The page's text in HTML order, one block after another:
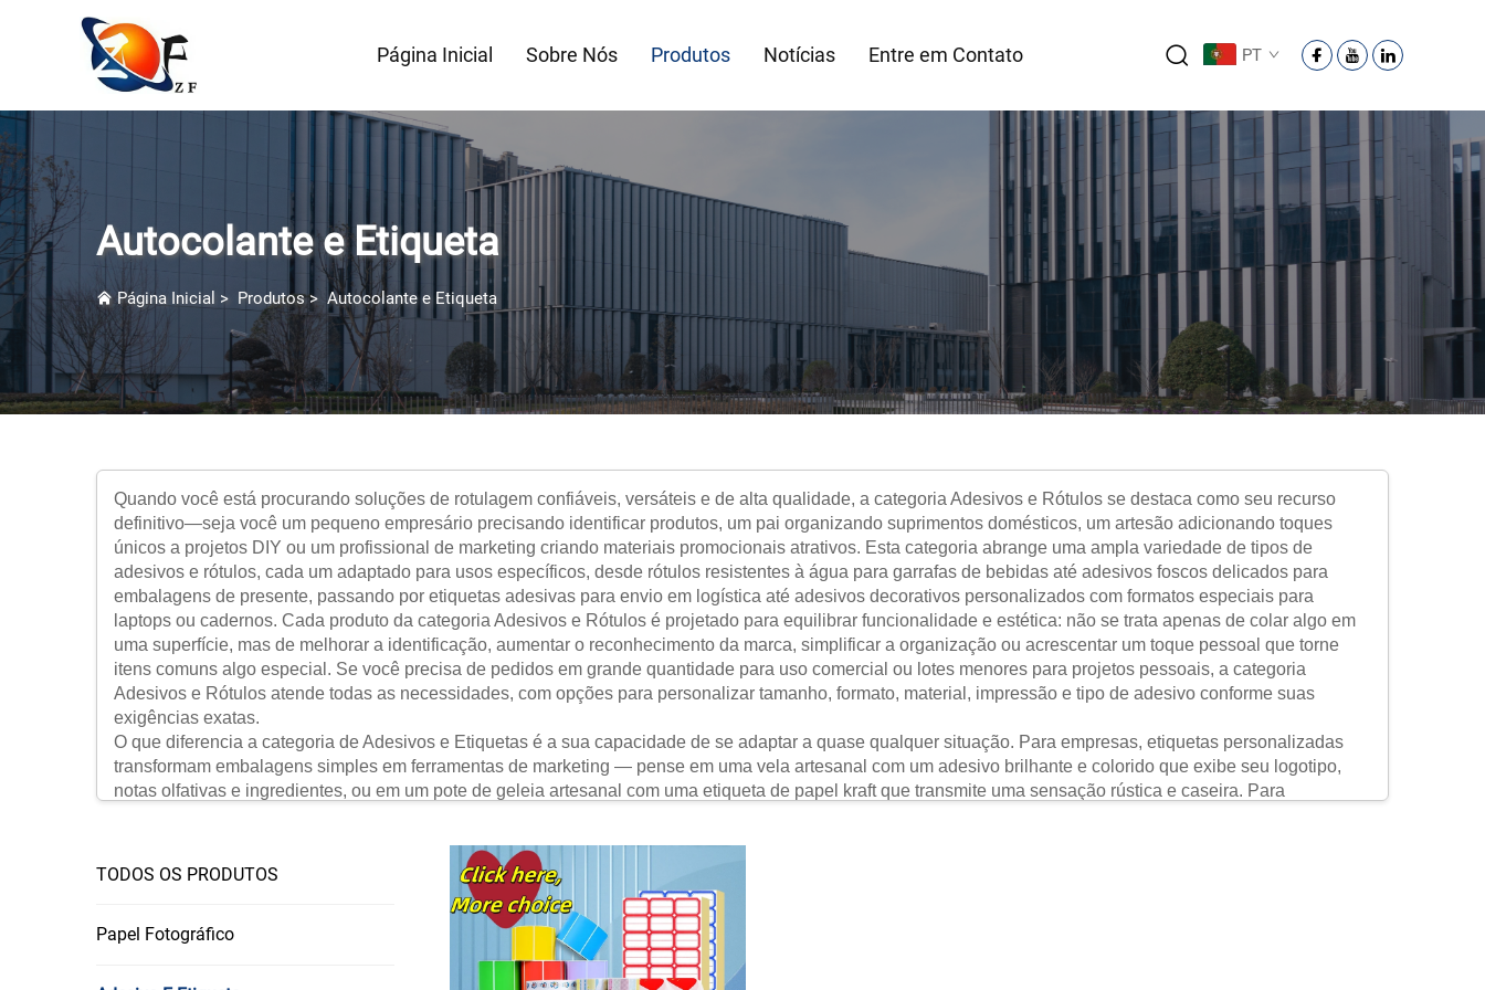
Página Inicial Sobre Nós Produtos Notícias Entre em Contato PT
Autocolante e Etiqueta
Página Inicial > Produtos> Autocolante e Etiqueta
Quando você está procurando soluções de rotulagem confiáveis, versáteis e de alta qualidade, a categoria Adesivos e Rótulos se destaca como seu recurso
definitivo—seja você um pequeno empresário precisando identificar produtos, um pai organizando suprimentos domésticos, um artesão adicionando toques
únicos a projetos DIY ou um profissional de marketing criando materiais promocionais atrativos. Esta categoria abrange uma ampla variedade de tipos de
adesivos e rótulos, cada um adaptado para usos específicos, desde rótulos resistentes à água para garrafas de bebidas até adesivos foscos delicados para
embalagens de presente, passando por etiquetas adesivas para envio em logística até adesivos decorativos personalizados com formatos especiais para
laptops ou cadernos. Cada produto da categoria Adesivos e Rótulos é projetado para equilibrar funcionalidade e estética: não se trata apenas de colar algo em
uma superfície, mas de melhorar a identificação, aumentar o reconhecimento da marca, simplificar a organização ou acrescentar um toque pessoal que torne
itens comuns algo especial. Se você precisa de pedidos em grande quantidade para uso comercial ou lotes menores para projetos pessoais, a categoria
Adesivos e Rótulos atende todas as necessidades, com opções para personalizar tamanho, formato, material, impressão e tipo de adesivo conforme suas
exigências exatas.
O que diferencia a categoria de Adesivos e Etiquetas é a sua capacidade de se adaptar a quase qualquer situação. Para empresas, etiquetas personalizadas
transformam embalagens simples em ferramentas de marketing — pense em uma vela artesanal com um adesivo brilhante e colorido que exibe seu logotipo,
notas olfativas e ingredientes, ou em um pote de geleia artesanal com uma etiqueta de papel kraft que transmite uma sensação rústica e caseira. Para
entusiastas de hobbies, adesivos decorativos são essenciais à criatividade — adesivos em vinil para personalizar capas de celular, adesivos holográficos para
scrapbooking ou adesivos recortados para dar personalidade às sacolas de presente. Mesmo em ambientes industriais, a categoria de Adesivos e Etiquetas
desempenha um papel fundamental: etiquetas duráveis para identificação de ativos, etiquetas de advertência para máquinas ou etiquetas com códigos de
barras para gestão de inventário, todas projetadas para resistir a condições adversas e manter as operações funcionando sem problemas. Em resumo, a
categoria de Adesivos e Etiquetas vai além de uma simples coleção de produtos adesivos — é uma ferramenta versátil que resolve problemas, aumenta a
visibilidade e agrega valor em contextos pessoais, comerciais e industriais.
TODOS OS PRODUTOS
Papel Fotográfico